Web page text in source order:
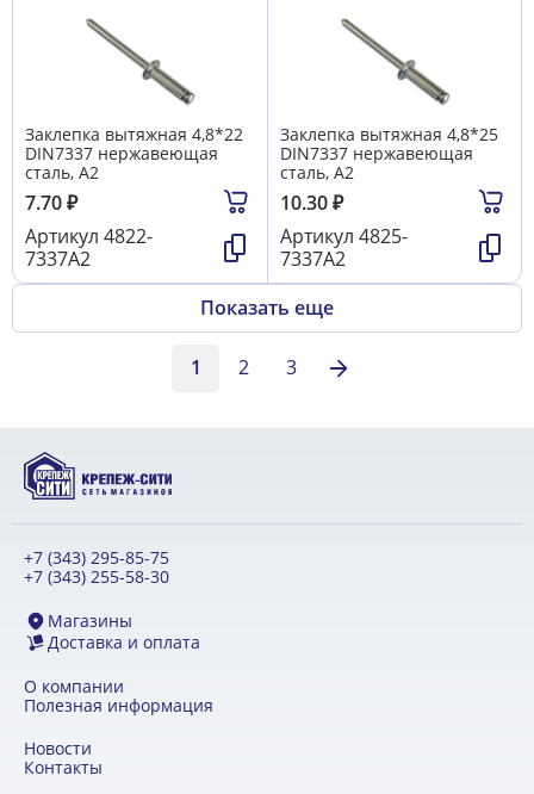
Заклепка вытяжная 4,8*22
DIN7337 нержавеющая
сталь, А2
7.70₽
Артикул 4822-
7337А2
Заклепка вытяжная 4,8*25
DIN7337 нержавеющая
сталь, А2
10.30₽
Артикул 4825-
7337А2
Показать еще
1 2 3
+7 (343) 295-85-75
+7 (343) 255-58-30
Магазины
Доставка и оплата
О компании
Полезная информация
Новости
Контакты